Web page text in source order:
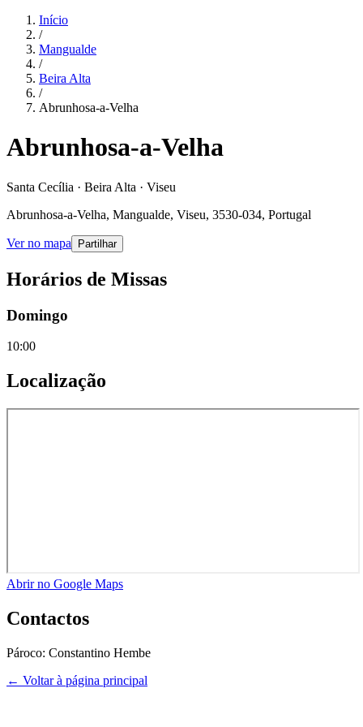
Início
/
Mangualde
/
Beira Alta
/
Abrunhosa-a-Velha
Abrunhosa-a-Velha
Santa Cecília · Beira Alta · Viseu
Abrunhosa-a-Velha, Mangualde, Viseu, 3530-034, Portugal
Ver no mapa Partilhar
Horários de Missas
Domingo
10:00
Localização
Abrir no Google Maps
Contactos
Pároco: Constantino Hembe
← Voltar à página principal